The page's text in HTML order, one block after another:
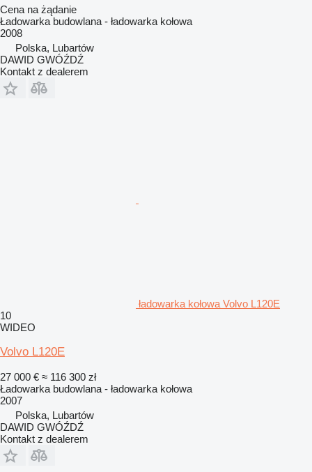
Cena na żądanie
Ładowarka budowlana - ładowarka kołowa
2008
Polska, Lubartów
DAWID GWÓŹDŹ
Kontakt z dealerem
ładowarka kołowa Volvo L120E
10
WIDEO
Volvo L120E
27 000 € ≈ 116 300 zł
Ładowarka budowlana - ładowarka kołowa
2007
Polska, Lubartów
DAWID GWÓŹDŹ
Kontakt z dealerem